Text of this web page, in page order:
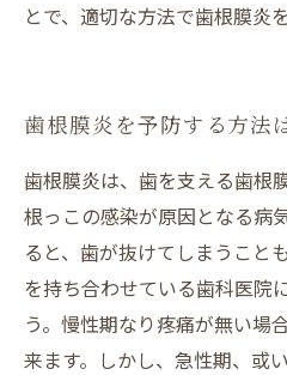
とで、適切な方法で歯根膜炎
歯根膜炎を予防する方法
歯根膜炎は、歯を支える歯根
根っこの感染が原因となる病
ると、歯が抜けてしまうこと
を持ち合わせている歯科医院
う。慢性期なり疼痛が無い場
来ます。しかし、急性期、或